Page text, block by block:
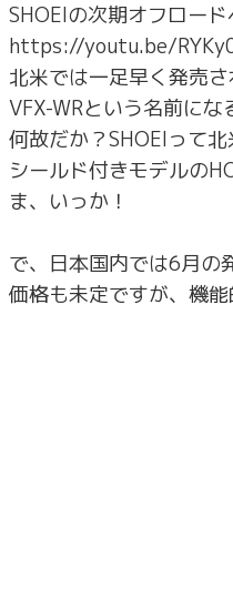
SHOEIの次期オフロード
https://youtu.be/
北米では一足早く発売
VFX-WRという名前にな
何故だか？SHOEIって
シールド付きモデルの
ま、いっか！
で、日本国内では6月の
価格も未定ですが、機能